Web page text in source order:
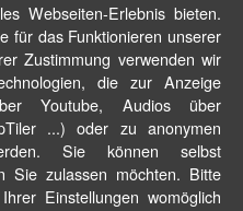
Webseiten-Erlebnis bieten.
für das Funktionieren unserer
Zustimmung verwenden wir
die zur Anzeige
Youtube, Audios über
...) oder zu anonymen
Sie können selbst
Sie zulassen möchten. Bitte
Einstellungen womöglich